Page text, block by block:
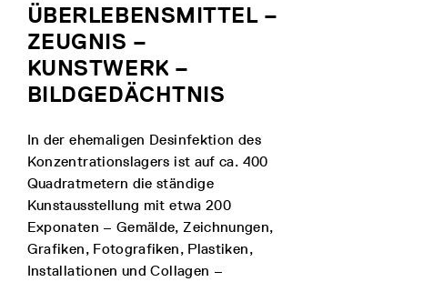
ÜBERLEBENSMITTEL –
ZEUGNIS –
KUNSTWERK –
BILDGEDÄCHTNIS
In der ehemaligen Desinfektion des
Konzentrationslagers ist auf ca. 400
Quadratmetern die ständige
Kunstausstellung mit etwa 200
Exponaten – Gemälde, Zeichnungen,
Grafiken, Fotografiken, Plastiken,
Installationen und Collagen –